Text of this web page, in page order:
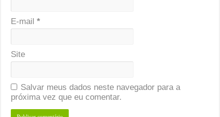
E-mail*
Site
Salvar meus dados neste navegador para a
próxima vez que eu comentar.